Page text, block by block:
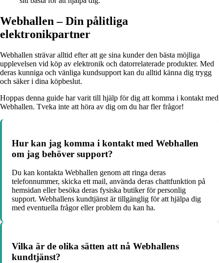
Webhallen – Din pålitliga
elektronikpartner
Webhallen strävar alltid efter att ge sina kunder den bästa möjliga
upplevelsen vid köp av elektronik och datorrelaterade produkter. Med
deras kunniga och vänliga kundsupport kan du alltid känna dig trygg
och säker i dina köpbeslut.
Hoppas denna guide har varit till hjälp för dig att komma i kontakt med
Webhallen. Tveka inte att höra av dig om du har fler frågor!
Hur kan jag komma i kontakt med Webhallen
om jag behöver support?
Du kan kontakta Webhallen genom att ringa deras
telefonnummer, skicka ett mail, använda deras chattfunktion på
hemsidan eller besöka deras fysiska butiker för personlig
support. Webhallens kundtjänst är tillgänglig för att hjälpa dig
med eventuella frågor eller problem du kan ha.
Vilka är de olika sätten att nå Webhallens
kundtjänst?